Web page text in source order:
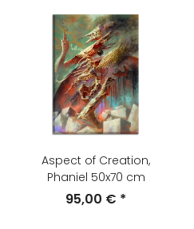
Aspect of Creation,
Phaniel 50x70 cm
95,00 € *